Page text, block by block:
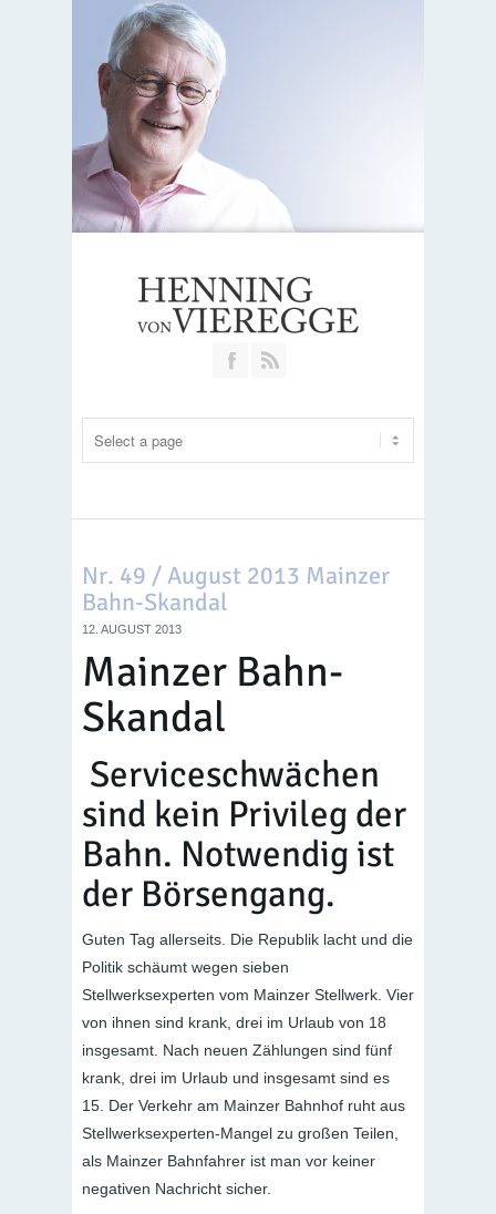
Join our Facebook Group
Nr. 49 / August 2013 Mainzer
Bahn-Skandal
12. AUGUST 2013
Mainzer Bahn-
Skandal
Serviceschwächen
sind kein Privileg der
Bahn. Notwendig ist
der Börsengang.
Guten Tag allerseits. Die Republik lacht und die
Politik schäumt wegen sieben
Stellwerksexperten vom Mainzer Stellwerk. Vier
von ihnen sind krank, drei im Urlaub von 18
insgesamt. Nach neuen Zählungen sind fünf
krank, drei im Urlaub und insgesamt sind es
15. Der Verkehr am Mainzer Bahnhof ruht aus
Stellwerksexperten-Mangel zu großen Teilen,
als Mainzer Bahnfahrer ist man vor keiner
negativen Nachricht sicher.